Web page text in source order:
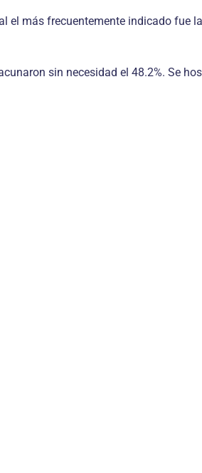
más frecuentemente indicado fue
sin necesidad el 48.2%. Se